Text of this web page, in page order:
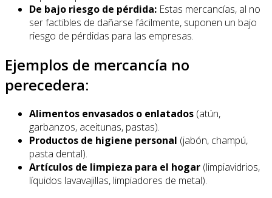
De bajo riesgo de pérdida: Estas mercancías, al no
ser factibles de dañarse fácilmente, suponen un bajo
riesgo de pérdidas para las empresas.
Ejemplos de mercancía no
perecedera:
Alimentos envasados o enlatados (atún,
garbanzos, aceitunas, pastas).
Productos de higiene personal (jabón, champú,
pasta dental).
Artículos de limpieza para el hogar (limpiavidrios,
líquidos lavavajillas, limpiadores de metal).